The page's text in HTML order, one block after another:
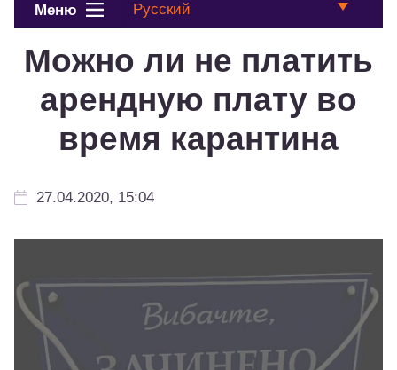
Меню Русский
Можно ли не платить
арендную плату во
время карантина
27.04.2020, 15:04